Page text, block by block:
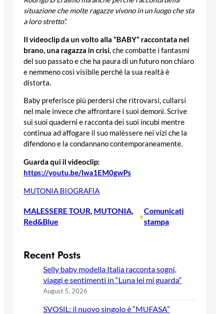
situazione che molte ragazze vivono in un luogo che sta
a loro stretto”.
Il videoclip da un volto alla “BABY” raccontata nel
brano, una ragazza in crisi, che combatte i fantasmi
del suo passato e che ha paura di un futuro non chiaro
e nemmeno così visibile perché la sua realtà è
distorta.
Baby preferisce più perdersi che ritrovarsi, cullarsi
nel male invece che affrontare i suoi demoni. Scrive
sui suoi quaderni e racconta dei suoi incubi mentre
continua ad affogare il suo malèssere nei vizi che la
difendono e la condannano contemporaneamente.
Guarda qui il videoclip:
https://youtu.be/lwa1EM0gwPs
MUTONIA BIOGRAFIA
MALESSERE TOUR, MUTONIA
Red&Blue
•
Comunicati
stampa
Recent Posts
Selly baby modella Italia racconta sogni,
viaggi e sentimenti in “Luna lei mi guarda”
August 5, 2026
SVOSIL: il nuovo singolo è “MUFASA”